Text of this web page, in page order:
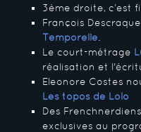
3ème droite, c’est
François
Temporelle
Le court-métrage
réalisation et
Eleonore Costes
Les topos de Lolo
Des
exclusives au